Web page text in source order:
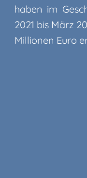
haben im
2021 bis März
Millionen Euro